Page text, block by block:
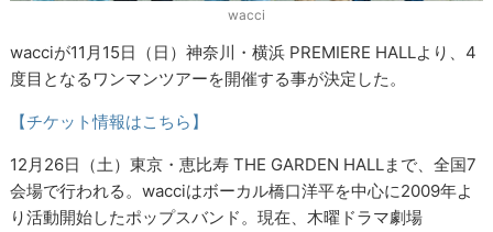
wacci
wacciが11月15日（日）神奈川・横浜 PREMIERE HALLより、4
度目となるワンマンツアーを開催する事が決定した。
【チケット情報はこちら】
12月26日（土）東京・恵比寿 THE GARDEN HALLまで、全国7
会場で行われる。wacciはボーカル橋口洋平を中心に2009年よ
り活動開始したポップスバンド。現在、木曜ドラマ劇場